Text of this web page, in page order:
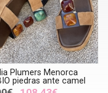
Plumers Menorca
piedras ante camel